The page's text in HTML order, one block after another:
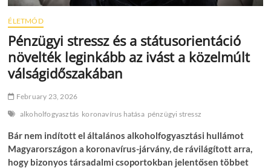
ÉLETMÓD
Pénzügyi stressz és a státusorientáció
növelték leginkább az ivást a közelmúlt
válságidőszakában
February 23, 2026
alkoholfogyasztás koronavírus hatása pénzügyi stressz
Bár nem indított el általános alkoholfogyasztási hullámot
Magyarországon a koronavírus-járvány, de rávilágított arra,
hogy bizonyos társadalmi csoportokban jelentősen többet